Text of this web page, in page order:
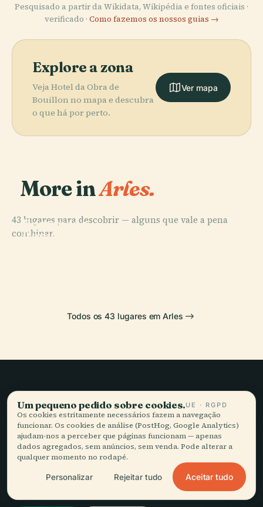
Pesquisado a partir da Wikidata, Wikipédia e fontes oficiais ·
verificado · Como fazemos os nossos guias →
Explore a zona
Veja Hotel da Obra de
Bouillon no mapa e descubra
o que há por perto.
Ver mapa
More inArles.
43 lugares para descobrir — alguns que vale a pena
combinar.
Romanos e
Românicos de
PLACE
PLACE
Todos os 43 lugares em Arles
Viagem lenta,
bem contada.
FIQUE A PAR
Juntar-se
Um pequeno pedido sobre cookies.UE · RGPD
Os cookies estritamente necessários fazem a navegação
funcionar. Os cookies de análise (PostHog, Google Analytics)
ajudam-nos a perceber que páginas funcionam — apenas
dados agregados, sem anúncios, sem venda. Pode alterar a
qualquer momento no rodapé.
Personalizar Rejeitar tudo Aceitar tudo